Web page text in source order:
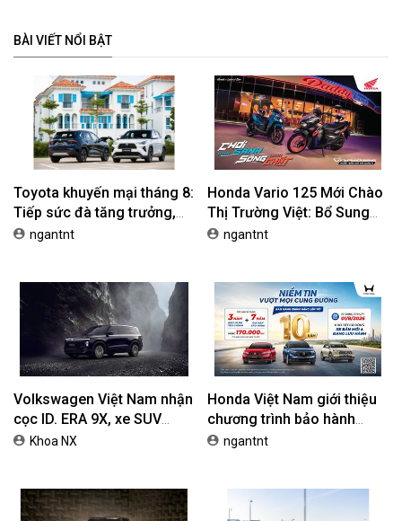
BÀI VIẾT NỔI BẬT
Toyota khuyến mại tháng 8:
Tiếp sức đà tăng trưởng,
tối ưu chi phí mua xe
ngantnt
Honda Vario 125 Mới Chào
Thị Trường Việt: Bổ Sung
Phiên Bản Street, Giá Từ
ngantnt
Volkswagen Việt Nam nhận
cọc ID. ERA 9X, xe SUV
EREV dự kiến giá dưới 3 tỷ
Khoa NX
Honda Việt Nam giới thiệu
chương trình bảo hành
chính hãng lên tới 10 năm
ngantnt